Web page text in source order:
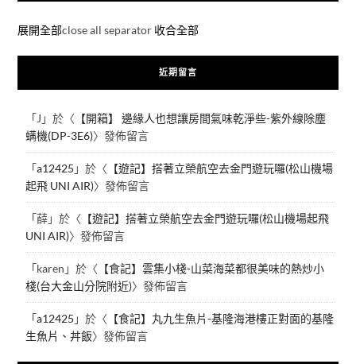
展開全部close all separator 收合全部
近期留言
「J 」於〈 【開箱】 邊緣人也想讓房間氣味乾淨些-紫外線除塵
螨機(DP-3E6)〉發佈留言
「a12425 」於〈 【遊記】搭著立榮航空去金門遊玩囉(松山機場
起飛 UNI AIR)〉發佈留言
「薛」於〈 【遊記】搭著立榮航空去金門遊玩囉(松山機場起飛
UNI AIR)〉發佈留言
「karen 」於〈 【食記】雲集小棧-山菜海菜都很美味的熱炒小
棧(台大金山分院附近)〉發佈留言
「a12425 」於〈 【食記】丸九生魚片-基隆海港樓正對面的基隆
生魚片、丼飯〉發佈留言